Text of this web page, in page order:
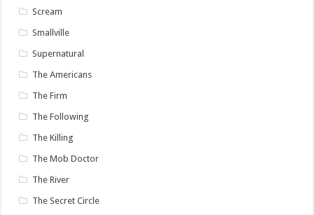
Scream
Smallville
Supernatural
The Americans
The Firm
The Following
The Killing
The Mob Doctor
The River
The Secret Circle